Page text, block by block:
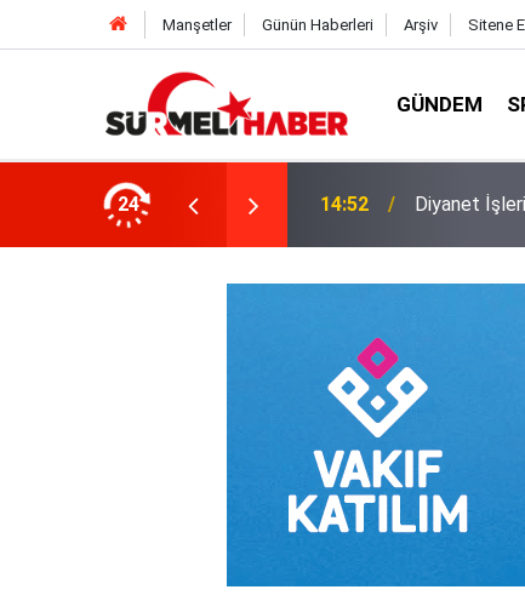
Manşetler Günün Haberleri Arşiv Sitene
GÜNDEM
24
okurlarıyla buluştu 14:52 Diyanet